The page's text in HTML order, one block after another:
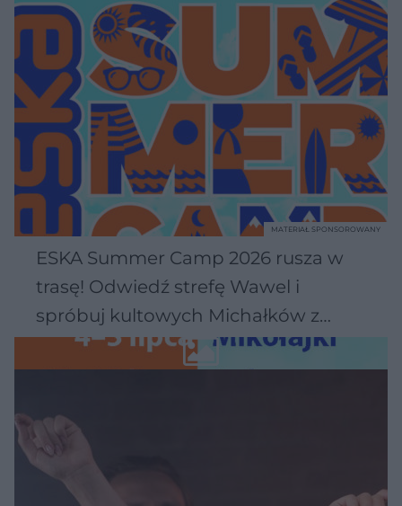
ESKA Summer Camp 2026 rusza w
trasę! Odwiedź strefę Wawel i
spróbuj kultowych Michałków z
Wawelu
MATERIAŁ SPONSOROWANY